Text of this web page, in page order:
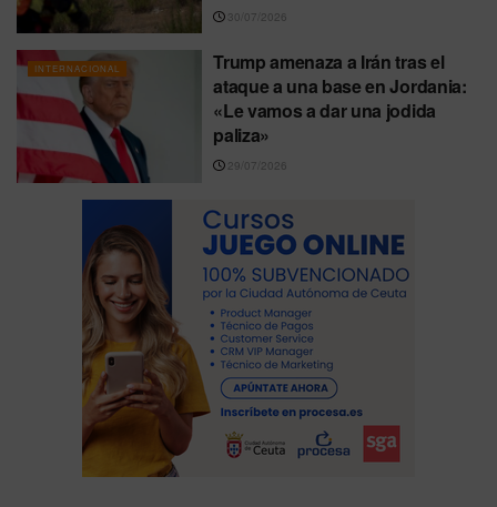
30/07/2026
INTERNACIONAL
Trump amenaza a Irán tras el
ataque a una base en Jordania:
«Le vamos a dar una jodida
paliza»
29/07/2026